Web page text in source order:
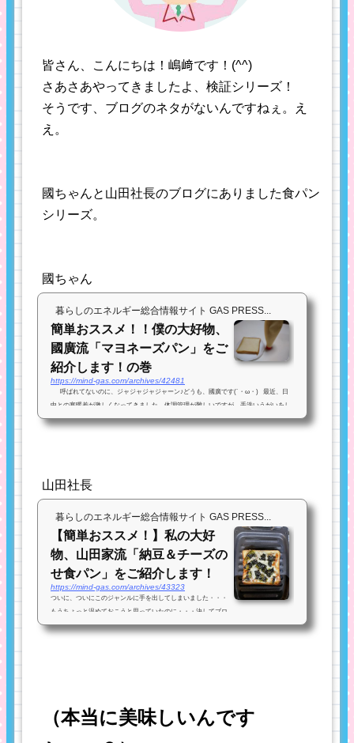
皆さん、こんにちは！嶋﨑です！(^^)
さあさあやってきましたよ、検証シリーズ！
そうです、ブログのネタがないんですねぇ。え
え。
國ちゃんと山田社長のブログにありました食パン
シリーズ。
國ちゃん
暮らしのエネルギー総合情報サイト GAS PRESS...
簡単おススメ！！僕の大好物、
國廣流「マヨネーズパン」をご
紹介します！の巻
https://mind-gas.com/archives/42481
呼ばれてないのに、ジャジャジャジャーン♪どうも、國廣です(´・ω・) 最近、日
中との寒暖差が激しくなってきました。体調管理が難しいですが、手洗いうがいをし
っかりとして予防を行ないましょう(*^▽^*) &...
山田社長
暮らしのエネルギー総合情報サイト GAS PRESS...
【簡単おススメ！】私の大好
物、山田家流「納豆＆チーズの
せ食パン」をご紹介します！
https://mind-gas.com/archives/43323
ついに、ついにこのジャンルに手を出してしまいました・・・
もうちょっと温めておこうと思っていたのに・・・決してブロ
グのネタがないわけじゃないんです(^_^;) 「モテる企業」い
（本当に美味しいんです